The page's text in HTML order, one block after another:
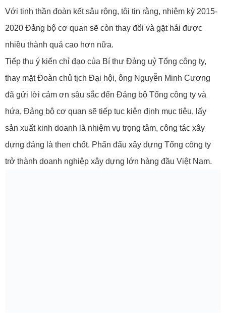
Với tinh thần đoàn kết sâu rộng, tôi tin rằng, nhiệm kỳ 2015-
2020 Đảng bộ cơ quan sẽ còn thay đổi và gặt hái được
nhiều thành quả cao hơn nữa.
Tiếp thu ý kiến chỉ đạo của Bí thư Đảng uỷ Tổng công ty,
thay mặt Đoàn chủ tịch Đại hội, ông Nguyễn Minh Cương
đã gửi lời cảm ơn sâu sắc đến Đảng bộ Tổng công ty và
hứa, Đảng bộ cơ quan sẽ tiếp tục kiên định mục tiêu, lấy
sản xuất kinh doanh là nhiệm vụ trọng tâm, công tác xây
dựng đảng là then chốt. Phấn đấu xây dựng Tổng công ty
trở thành doanh nghiệp xây dựng lớn hàng đầu Việt Nam.